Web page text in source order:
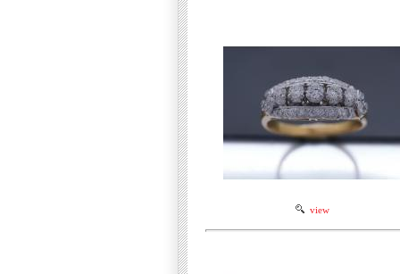
view